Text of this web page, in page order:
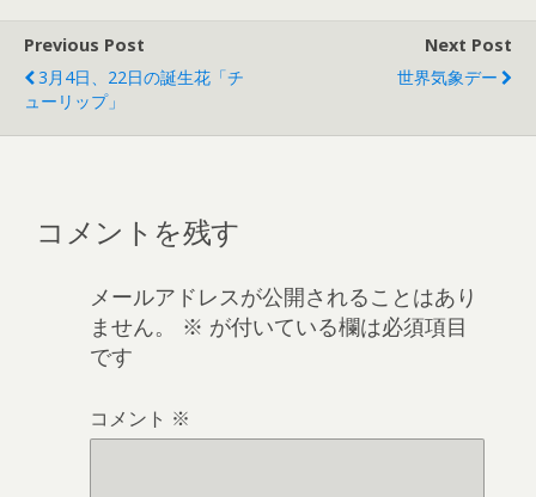
Previous Post
3月4日、22日の誕生花「チ
ューリップ」
Next Post
世界気象デー
コメントを残す
メールアドレスが公開されることはあり
ません。
※ が付いている欄は必須項目
です
コメント ※